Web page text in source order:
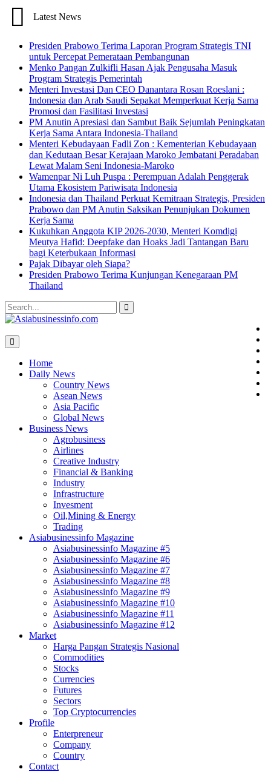
Latest News
Presiden Prabowo Terima Laporan Program Strategis TNI
untuk Percepat Pemerataan Pembangunan
Menko Pangan Zulkifli Hasan Ajak Pengusaha Masuk
Program Strategis Pemerintah
Menteri Investasi Dan CEO Danantara Rosan Roeslani :
Indonesia dan Arab Saudi Sepakat Memperkuat Kerja Sama
Promosi dan Fasilitasi Investasi
PM Anutin Apresiasi dan Sambut Baik Sejumlah Peningkatan
Kerja Sama Antara Indonesia-Thailand
Menteri Kebudayaan Fadli Zon : Kementerian Kebudayaan
dan Kedutaan Besar Kerajaan Maroko Jembatani Peradaban
Lewat Malam Seni Indonesia-Maroko
Wamenpar Ni Luh Puspa : Perempuan Adalah Penggerak
Utama Ekosistem Pariwisata Indonesia
Indonesia dan Thailand Perkuat Kemitraan Strategis, Presiden
Prabowo dan PM Anutin Saksikan Penunjukan Dokumen
Kerja Sama
Kukuhkan Anggota KIP 2026-2030, Menteri Komdigi
Meutya Hafid: Deepfake dan Hoaks Jadi Tantangan Baru
bagi Keterbukaan Informasi
Pajak Dibayar oleh Siapa?
Presiden Prabowo Terima Kunjungan Kenegaraan PM
Thailand
Search
for:
Home
Daily News
Country News
Asean News
Asia Pacific
Global News
Business News
Agrobusiness
Airlines
Creative Industry
Financial & Banking
Industry
Infrastructure
Invesment
Oil,Mining & Energy
Trading
Asiabusinessinfo Magazine
Asiabusinessinfo Magazine #5
Asiabusinessinfo Magazine #6
Asiabusinessinfo Magazine #7
Asiabusinessinfo Magazine #8
Asiabusinessinfo Magazine #9
Asiabusinessinfo Magazine #10
Asiabusinessinfo Magazine #11
Asiabusinessinfo Magazine #12
Market
Harga Pangan Strategis Nasional
Commodities
Stocks
Currencies
Futures
Sectors
Top Cryptocurrencies
Profile
Enterpreneur
Company
Country
Contact